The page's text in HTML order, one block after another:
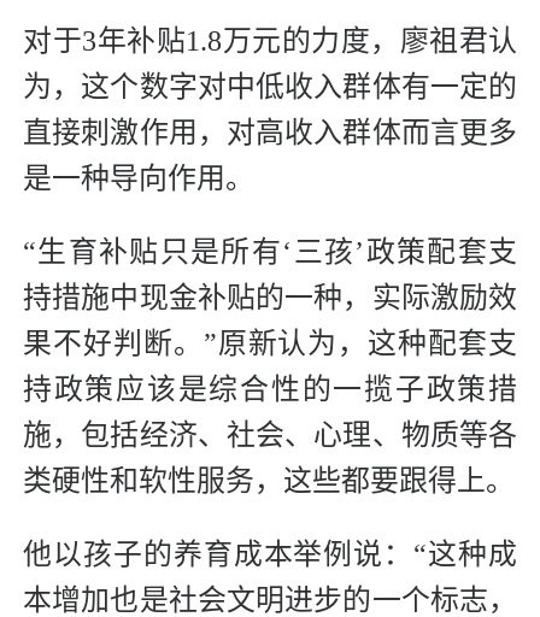
对于3年补贴1.8万元的力度，廖祖君认
为，这个数字对中低收入群体有一定的
直接刺激作用，对高收入群体而言更多
是一种导向作用。
“生育补贴只是所有‘三孩’政策配套支
持措施中现金补贴的一种，实际激励效
果不好判断。”原新认为，这种配套支
持政策应该是综合性的一揽子政策措
施，包括经济、社会、心理、物质等各
类硬性和软性服务，这些都要跟得上。
他以孩子的养育成本举例说：“这种成
本增加也是社会文明进步的一个标志，